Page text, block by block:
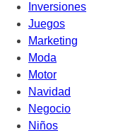
Inversiones
Juegos
Marketing
Moda
Motor
Navidad
Negocio
Niños